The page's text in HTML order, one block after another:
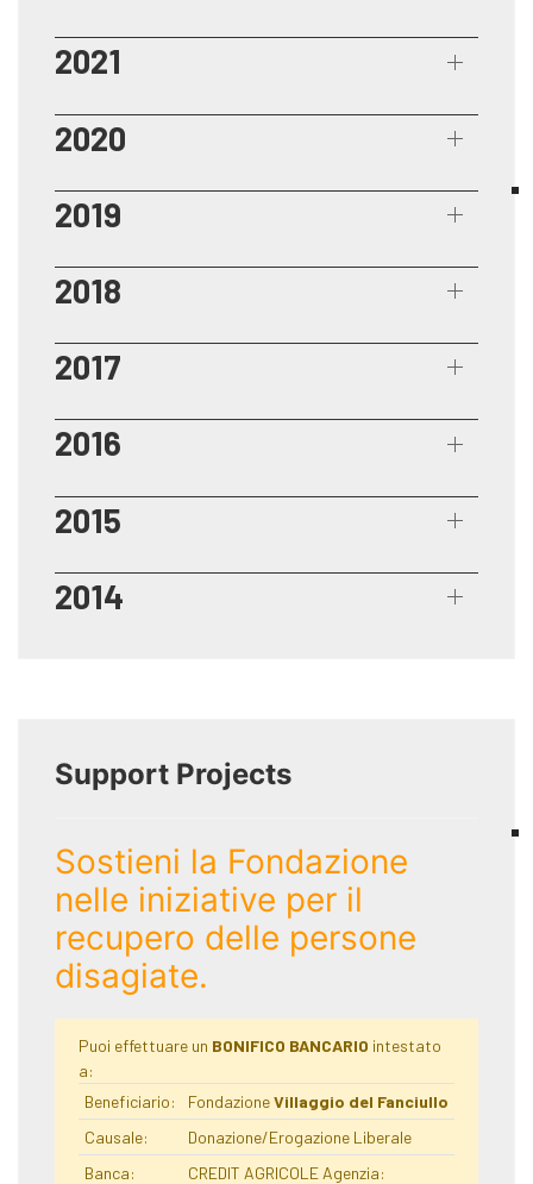
2021
2020
2019
2018
2017
2016
2015
2014
Support Projects
Sostieni la Fondazione
nelle iniziative per il
recupero delle persone
disagiate.
Puoi effettuare un BONIFICO BANCARIO intestato
a:
Beneficiario:
FondazioneVillaggio del Fanciullo
Causale:
Donazione/Erogazione Liberale
Banca:
CREDIT AGRICOLE Agenzia: